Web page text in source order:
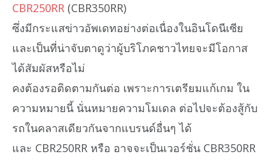
CBR250RR (CBR350RR)
ซึ่งมีกระแสข่าวอัพเดทอย่างต่อเนื่องในอินโดนีเซีย
และเป็นที่น่าจับตาดูว่าผู้บริโภคชาวไทยจะมีโอกาส
ได้สัมผัสหรือไม่
คงต้องรอติดตามกันต่อ เพราะการเตรียมแก้เกม ใน
ความหมายนี้ นั่นหมายความโมเดล ต่อไปจะต้องสู้กับ
รถในคลาสเดียวกันจากแบรนด์อื่นๆ ได้
และ CBR250RR หรือ อาจจะเป็นเวอร์ชั่น CBR350RR